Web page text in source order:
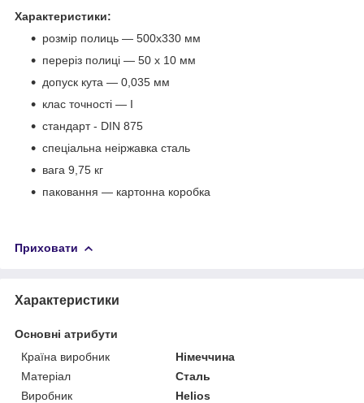
Характеристики:
розмір полиць — 500х330 мм
переріз полиці — 50 х 10 мм
допуск кута — 0,035 мм
клас точності — I
стандарт - DIN 875
спеціальна неіржавка сталь
вага 9,75 кг
паковання — картонна коробка
Приховати
Характеристики
Основні атрибути
Країна виробник
Німеччина
Матеріал
Сталь
Виробник
Helios